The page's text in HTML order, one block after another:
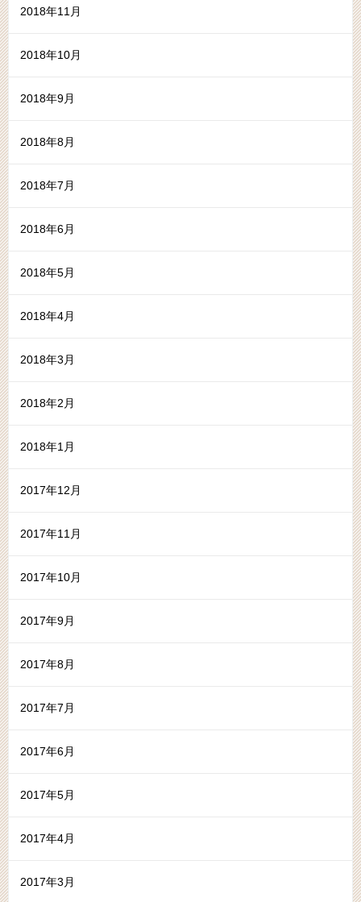
2018年11月
2018年10月
2018年9月
2018年8月
2018年7月
2018年6月
2018年5月
2018年4月
2018年3月
2018年2月
2018年1月
2017年12月
2017年11月
2017年10月
2017年9月
2017年8月
2017年7月
2017年6月
2017年5月
2017年4月
2017年3月